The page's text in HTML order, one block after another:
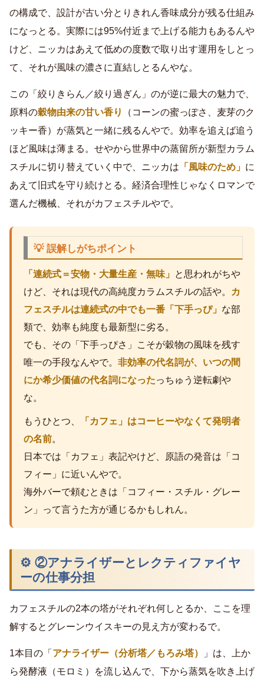
の構成で、設計が古い分とりきれん香味成分が残る仕組み
になっとる。実際には95%付近まで上げる能力もあるんや
けど、ニッカはあえて低めの度数で取り出す運用をしとっ
て、それが風味の濃さに直結しとるんやな。
この「絞りきらん／絞り過ぎん」のが逆に最大の魅力で、
原料の穀物由来の甘い香り
（コーンの蜜っぽさ、麦芽のク
ッキー香）が蒸気と一緒に残るんやで。効率を追えば追う
ほど風味は薄まる。せやから世界中の蒸留所が新型カラム
スチルに切り替えていく中で、ニッカは 「風味のため」 に
あえて旧式を守り続けとる。経済合理性じゃなくロマンで
選んだ機械、それがカフェスチルやで。
💡 誤解しがちポイント
「連続式＝安物・大量生産・無味」 と思われがちや
けど、それは現代の高純度カラムスチルの話や。
カ
フェスチルは連続式の中でも一番「下手っぴ」 な部
類で、効率も純度も最新型に劣る。
でも、その「下手っぴさ」こそが穀物の風味を残す
唯一の手段なんやで。 非効率の代名詞が、いつの間
にか希少価値の代名詞になったっちゅう逆転劇や
な。
もうひとつ、
「カフェ」はコーヒーやなくて発明者
の名前。
日本では「カフェ」表記やけど、原語の発音は「コ
フィー」に近いんやで。
海外バーで頼むときは「コフィー・スチル・グレー
ン」って言うた方が通じるかもしれん。
⚙ ②アナライザーとレクティファイヤ
ーの仕事分担
カフェスチルの2本の塔がそれぞれ何しとるか、ここを理
解するとグレーンウイスキーの見え方が変わるで。
1本目の「 アナライザー（分析塔／もろみ塔）
」は、上か
ら発酵液（モロミ）を流し込んで、下から蒸気を吹き上げ